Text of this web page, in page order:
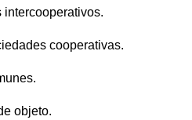
cooperativas.
objeto.